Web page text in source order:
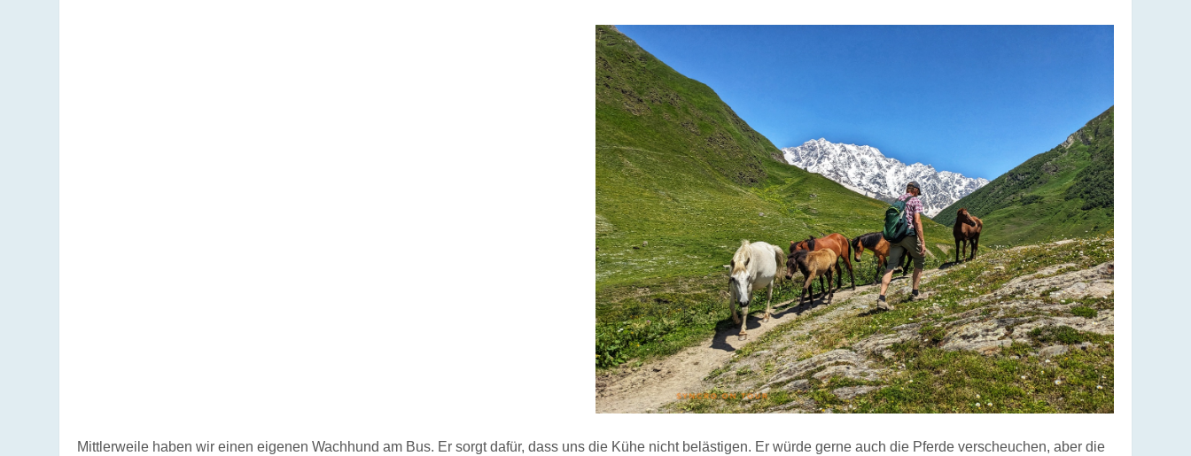
Mittlerweile haben wir einen eigenen Wachhund am Bus. Er sorgt dafür, dass uns die Kühe nicht belästigen. Er würde gerne auch die Pferde verscheuchen, aber die